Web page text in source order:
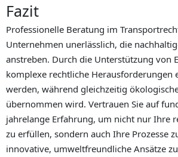
Fazit
Professionelle Beratung im
Unternehmen unerlässlich, die
anstreben. Durch die Unterstützung von
komplexe rechtliche Herausforderungen
werden, während gleichzeitig
übernommen wird. Vertrauen Sie auf
jahrelange Erfahrung, um nicht nur Ihre
zu erfüllen, sondern auch Ihre Prozesse
innovative, umweltfreundliche Ansätze